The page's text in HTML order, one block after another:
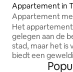
Appartement in
Appartement
Het
gelegen aan de
stad, maar het is
biedt een
Geen